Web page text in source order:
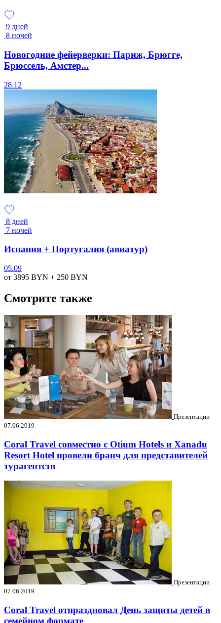
9 дней
8 ночей
Новогодние фейерверки: Париж, Брюгге,
Брюссель, Амстер...
28.12
8 дней
7 ночей
Испания + Португалия (авиатур)
05.09
от 3895 BYN + 250 BYN
Смотрите также
Презентации
07.06.2019
Coral Travel совместно с Otium Hotels и Xanadu
Resort Hotel провели бранч для представителей
турагентств
Презентации
07.06.2019
Coral Travel отпраздновал День защиты детей в
семейном формате